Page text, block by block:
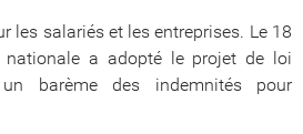
les salariés et les entreprises. Le 18
nationale a adopté le projet de loi
barème des indemnités pour